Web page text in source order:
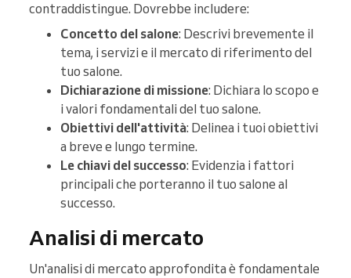
contraddistingue. Dovrebbe includere:
Concetto del salone: Descrivi brevemente il
tema, i servizi e il mercato di riferimento del
tuo salone.
Dichiarazione di missione: Dichiara lo scopo e
i valori fondamentali del tuo salone.
Obiettivi dell'attività: Delinea i tuoi obiettivi
a breve e lungo termine.
Le chiavi del successo: Evidenzia i fattori
principali che porteranno il tuo salone al
successo.
Analisi di mercato
Un'analisi di mercato approfondita è fondamentale